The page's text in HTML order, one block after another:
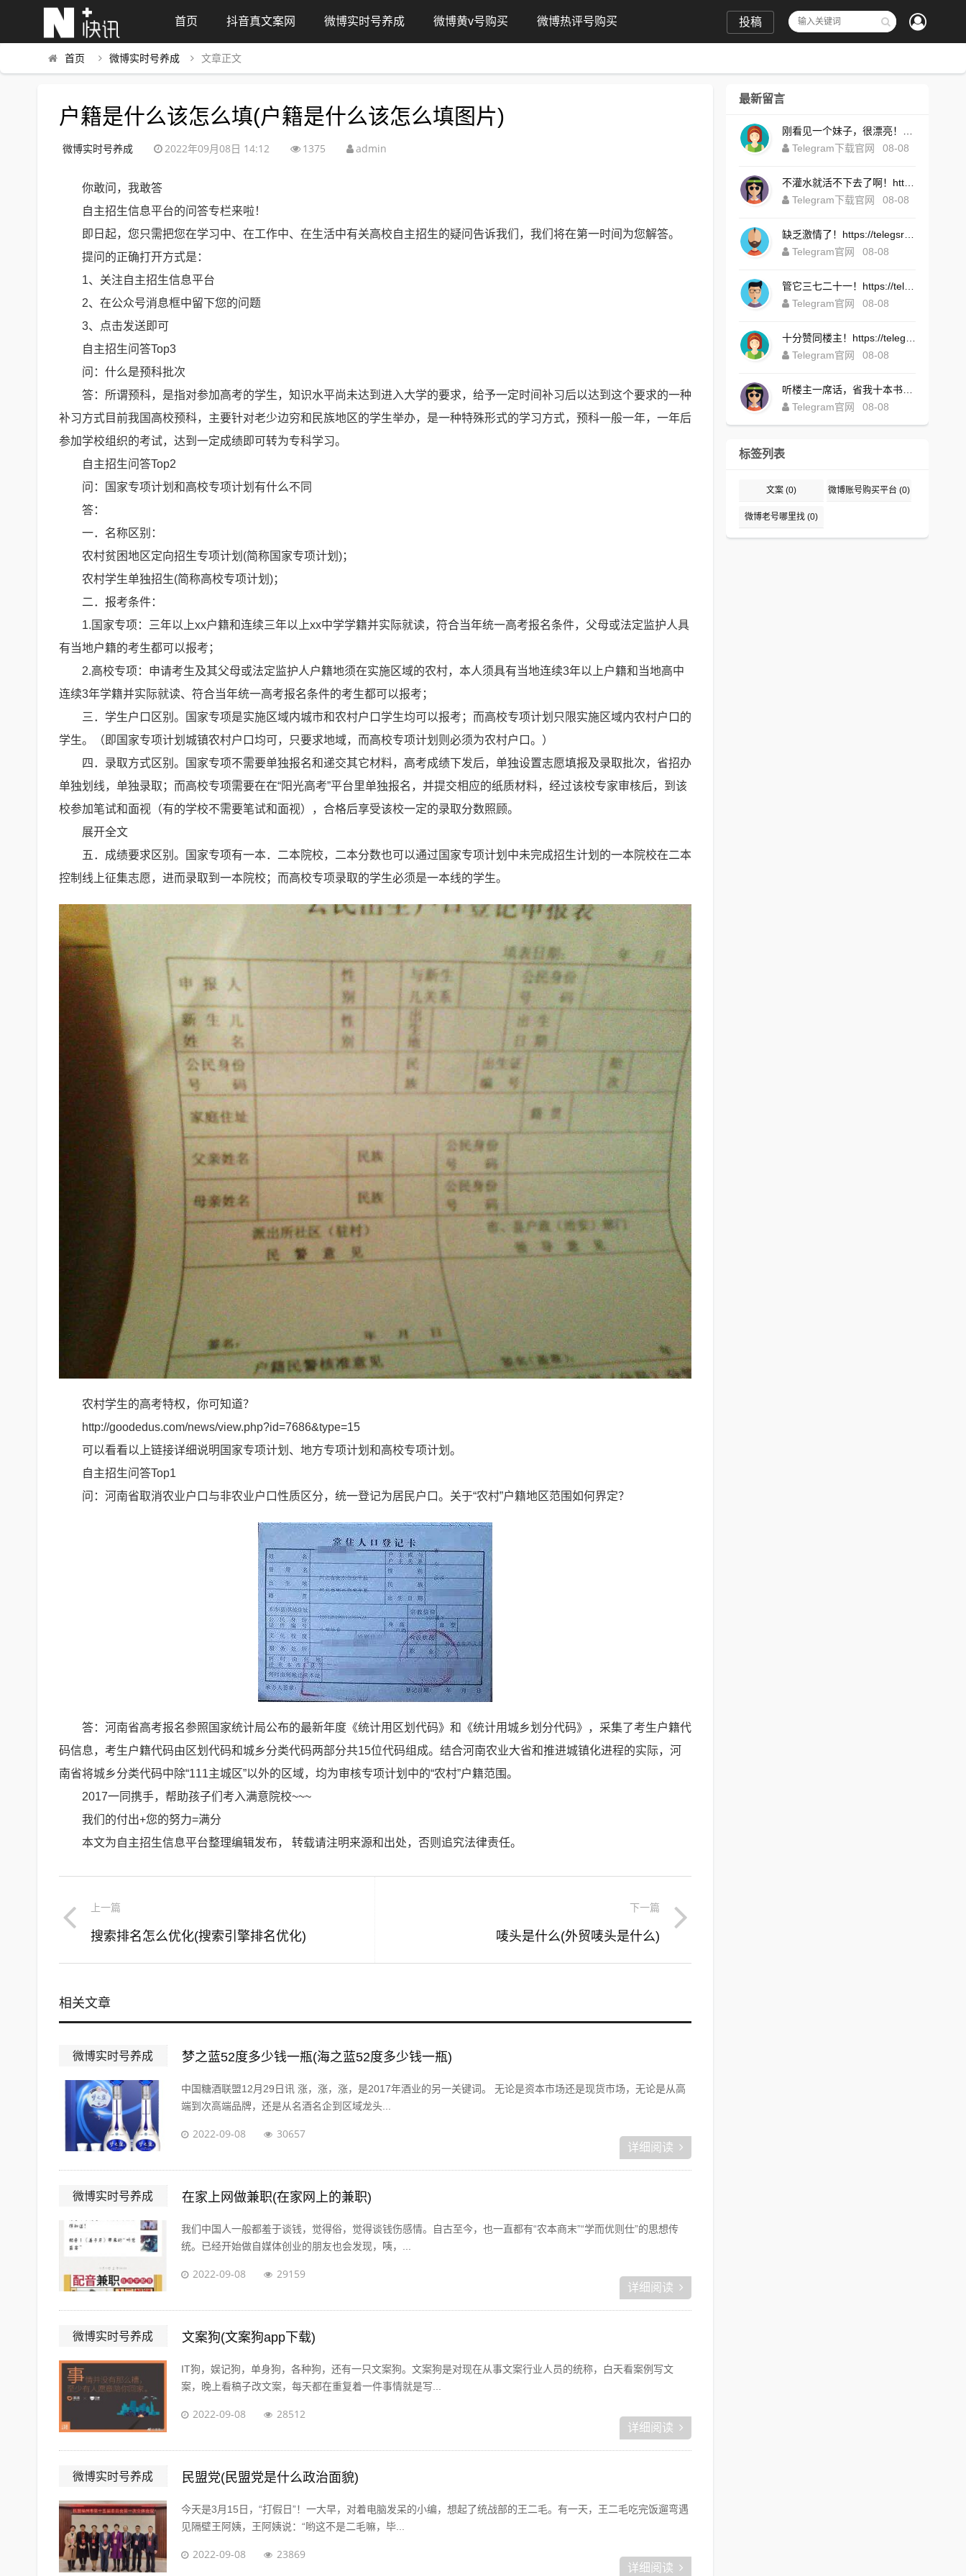
首页 抖音真文案网 微博实时号养成 微博黄v号购买 微博热评号购买 投稿
首页 微博实时号养成 文章正文
户籍是什么该怎么填(户籍是什么该怎么填图片)
微博实时号养成 2022年09月08日 14:12 1375 admin
你敢问，我敢答
自主招生信息平台的问答专栏来啦！
即日起，您只需把您在学习中、在工作中、在生活中有关高校自主招生的疑问告诉我们，我们将在第一时间为您解答。
提问的正确打开方式是：
1、关注自主招生信息平台
2、在公众号消息框中留下您的问题
3、点击发送即可
自主招生问答Top3
问：什么是预科批次
答：所谓预科，是指对参加高考的学生，知识水平尚未达到进入大学的要求，给予一定时间补习后以达到这个要求的一种
补习方式目前我国高校预科，主要针对老少边穷和民族地区的学生举办，是一种特殊形式的学习方式，预科一般一年，一年后
参加学校组织的考试，达到一定成绩即可转为专科学习。
自主招生问答Top2
问：国家专项计划和高校专项计划有什么不同
答：
一．名称区别：
农村贫困地区定向招生专项计划(简称国家专项计划)；
农村学生单独招生(简称高校专项计划)；
二．报考条件：
1.国家专项：三年以上xx户籍和连续三年以上xx中学学籍并实际就读，符合当年统一高考报名条件，父母或法定监护人具
有当地户籍的考生都可以报考；
2.高校专项：申请考生及其父母或法定监护人户籍地须在实施区域的农村，本人须具有当地连续3年以上户籍和当地高中
连续3年学籍并实际就读、符合当年统一高考报名条件的考生都可以报考；
三．学生户口区别。国家专项是实施区域内城市和农村户口学生均可以报考；而高校专项计划只限实施区域内农村户口的
学生。（即国家专项计划城镇农村户口均可，只要求地域，而高校专项计划则必须为农村户口。）
四．录取方式区别。国家专项不需要单独报名和递交其它材料，高考成绩下发后，单独设置志愿填报及录取批次，省招办
单独划线，单独录取；而高校专项需要在在“阳光高考”平台里单独报名，并提交相应的纸质材料，经过该校专家审核后，到该
校参加笔试和面视（有的学校不需要笔试和面视），合格后享受该校一定的录取分数照顾。
展开全文
五．成绩要求区别。国家专项有一本．二本院校，二本分数也可以通过国家专项计划中未完成招生计划的一本院校在二本
控制线上征集志愿，进而录取到一本院校；而高校专项录取的学生必须是一本线的学生。
农村学生的高考特权，你可知道？
http://goodedus.com/news/view.php?id=7686&type=15
可以看看以上链接详细说明国家专项计划、地方专项计划和高校专项计划。
自主招生问答Top1
问：河南省取消农业户口与非农业户口性质区分，统一登记为居民户口。关于“农村”户籍地区范围如何界定？
答：河南省高考报名参照国家统计局公布的最新年度《统计用区划代码》和《统计用城乡划分代码》，采集了考生户籍代
码信息，考生户籍代码由区划代码和城乡分类代码两部分共15位代码组成。结合河南农业大省和推进城镇化进程的实际，河
南省将城乡分类代码中除“111主城区”以外的区域，均为审核专项计划中的“农村”户籍范围。
2017一同携手，帮助孩子们考入满意院校~~~
我们的付出+您的努力=满分
本文为自主招生信息平台整理编辑发布， 转载请注明来源和出处，否则追究法律责任。
上一篇
搜索排名怎么优化(搜索引擎排名优化)
下一篇
唛头是什么(外贸唛头是什么)
相关文章
微博实时号养成 梦之蓝52度多少钱一瓶(海之蓝52度多少钱一瓶)
中国糖酒联盟12月29日讯 涨，涨，涨，是2017年酒业的另一关键词。 无论是资本市场还是现货市场，无论是从高
端到次高端品牌，还是从名酒名企到区域龙头...
2022-09-08 30657
详细阅读
微博实时号养成 在家上网做兼职(在家网上的兼职)
我们中国人一般都羞于谈钱，觉得俗，觉得谈钱伤感情。自古至今，也一直都有“农本商末”“学而优则仕”的思想传
统。已经开始做自媒体创业的朋友也会发现，咦，...
2022-09-08 29159
详细阅读
微博实时号养成 文案狗(文案狗app下载)
IT狗，娱记狗，单身狗，各种狗，还有一只文案狗。文案狗是对现在从事文案行业人员的统称，白天看案例写文
案，晚上看稿子改文案，每天都在重复着一件事情就是写...
2022-09-08 28512
详细阅读
微博实时号养成 民盟党(民盟党是什么政治面貌)
今天是3月15日，“打假日”！一大早，对着电脑发呆的小编，想起了统战部的王二毛。有一天，王二毛吃完饭遛弯遇
见隔壁王阿姨，王阿姨说：“哟这不是二毛嘛，毕...
2022-09-08 23869
详细阅读
最新留言
Telegram下载官网
08-08
Telegram下载官网
08-08
Telegram官网
08-08
Telegram官网
08-08
Telegram官网
08-08
Telegram官网
08-08
标签列表
文案 (0) 微博账号购买平台 (0)
微博老号哪里找 (0)